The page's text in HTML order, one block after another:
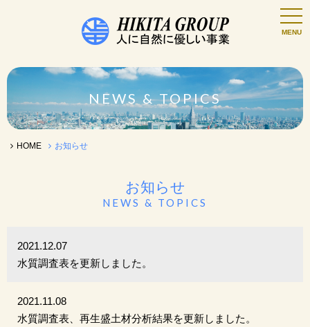
NEWS & TOPICS
HOME お知らせ
お知らせ
NEWS & TOPICS
2021.12.07
水質調査表を更新しました。
2021.11.08
水質調査表、再生盛土材分析結果を更新しました。